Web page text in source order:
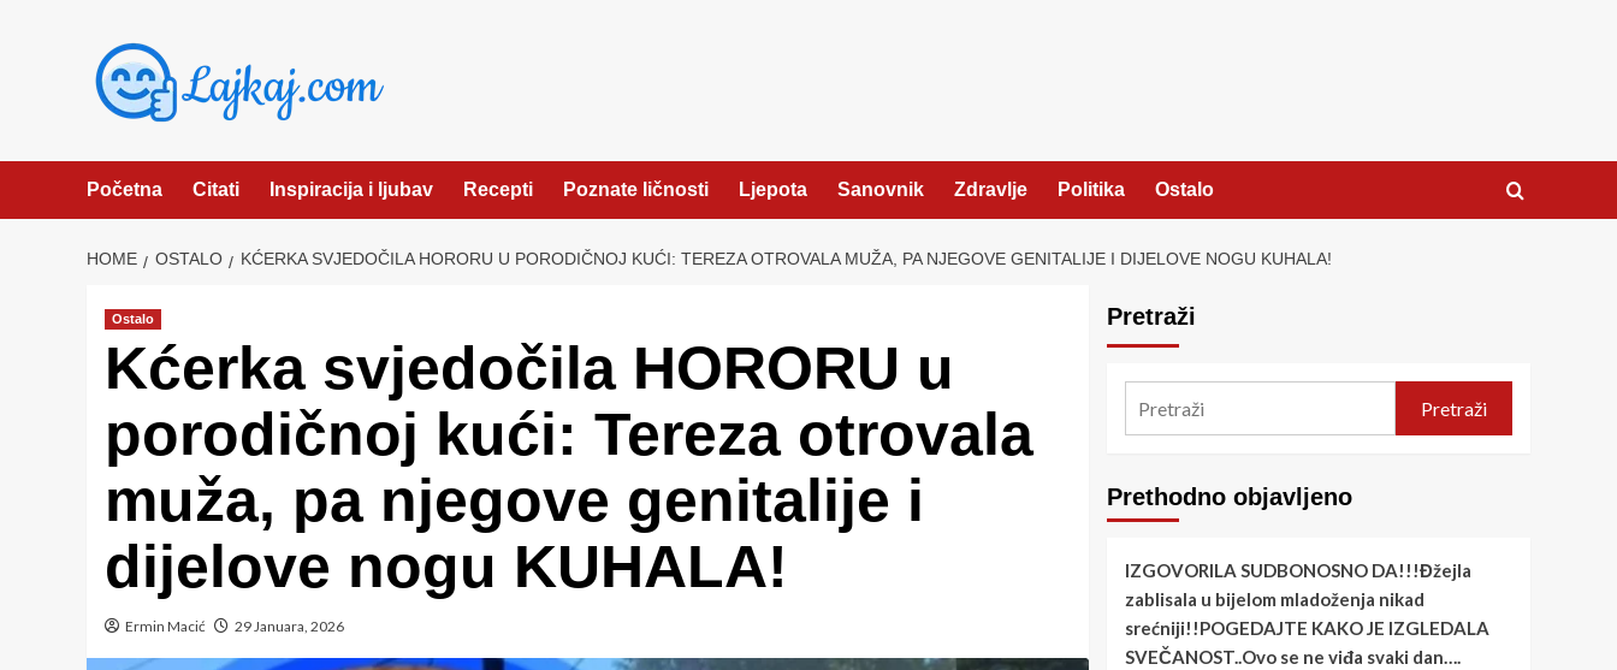
Početna Citati Inspiracija i ljubav Recepti Poznate ličnosti Ljepota Sanovnik Zdravlje Politika Ostalo
HOME OSTALO KĆERKA SVJEDOČILA HORORU U PORODIČNOJ KUĆI: TEREZA OTROVALA MUŽA, PA NJEGOVE GENITALIJE I DIJELOVE NOGU KUHALA!
Ostalo
Kćerka svjedočila HORORU u
porodičnoj kući: Tereza otrovala
muža, pa njegove genitalije i
dijelove nogu KUHALA!
Ermin Macić 29 Januara, 2026
Pretraži
Pretraži
Prethodno objavljeno
IZGOVORILA SUDBONOSNO DA!!!Đžejla
zablisala u bijelom mladoženja nikad
srećniji!!POGEDAJTE KAKO JE IZGLEDALA
SVEČANOST..Ovo se ne viđa svaki dan….